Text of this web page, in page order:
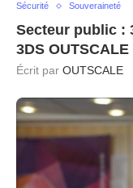
Sécurité Souveraineté
Secteur public :
3DS OUTSCALE
Écrit par OUTSCALE